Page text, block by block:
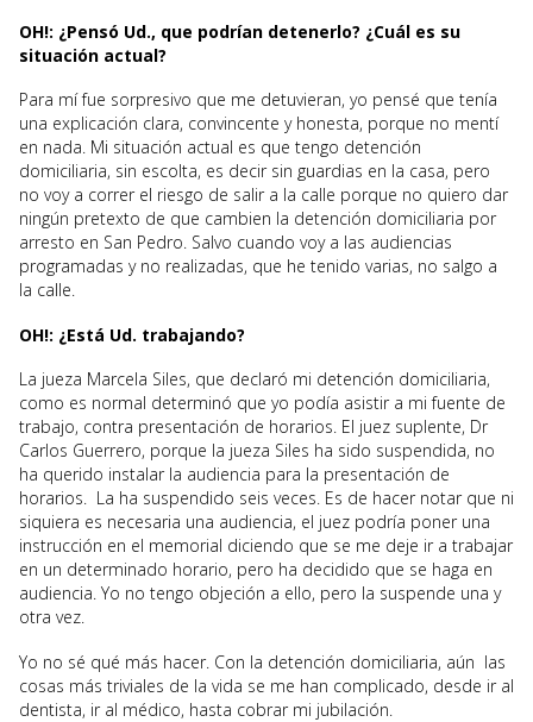
OH!: ¿Pensó Ud., que podrían detenerlo? ¿Cuál es su
situación actual?
Para mí fue sorpresivo que me detuvieran, yo pensé que tenía
una explicación clara, convincente y honesta, porque no mentí
en nada. Mi situación actual es que tengo detención
domiciliaria, sin escolta, es decir sin guardias en la casa, pero
no voy a correr el riesgo de salir a la calle porque no quiero dar
ningún pretexto de que cambien la detención domiciliaria por
arresto en San Pedro. Salvo cuando voy a las audiencias
programadas y no realizadas, que he tenido varias, no salgo a
la calle.
OH!: ¿Está Ud. trabajando?
La jueza Marcela Siles, que declaró mi detención domiciliaria,
como es normal determinó que yo podía asistir a mi fuente de
trabajo, contra presentación de horarios. El juez suplente, Dr
Carlos Guerrero, porque la jueza Siles ha sido suspendida, no
ha querido instalar la audiencia para la presentación de
horarios. La ha suspendido seis veces. Es de hacer notar que ni
siquiera es necesaria una audiencia, el juez podría poner una
instrucción en el memorial diciendo que se me deje ir a trabajar
en un determinado horario, pero ha decidido que se haga en
audiencia. Yo no tengo objeción a ello, pero la suspende una y
otra vez.
Yo no sé qué más hacer. Con la detención domiciliaria, aún las
cosas más triviales de la vida se me han complicado, desde ir al
dentista, ir al médico, hasta cobrar mi jubilación.